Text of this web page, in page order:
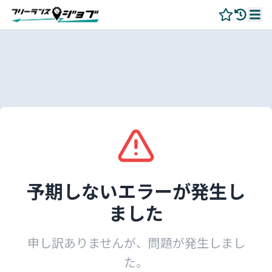
予期しないエラーが発生し
ました
申し訳ありませんが、問題が発生しまし
た。